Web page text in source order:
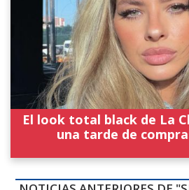
El look total black de La
una tarde de